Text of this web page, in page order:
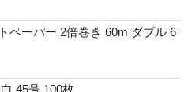
ペーパー 2倍巻き 60m ダブル 6